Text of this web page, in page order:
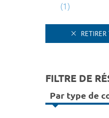
(1)
RETIRER
FILTRE DE
Par type de